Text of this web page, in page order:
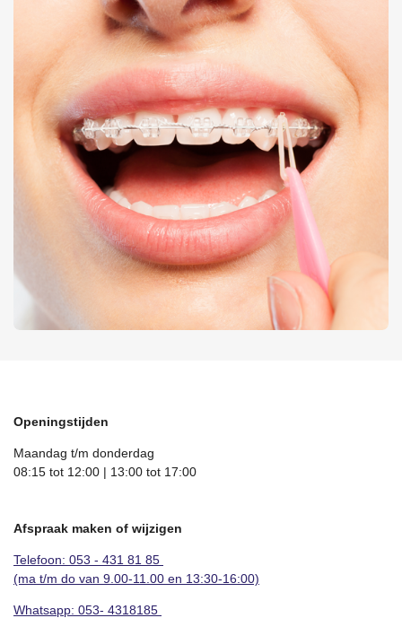
Openingstijden
Maandag t/m donderdag
08:15 tot 12:00 | 13:00 tot 17:00
Afspraak maken of wijzigen
Telefoon: 053 - 431 81 85
(ma t/m do van 9.00-11.00 en 13:30-16:00)
Whatsapp: 053- 4318185